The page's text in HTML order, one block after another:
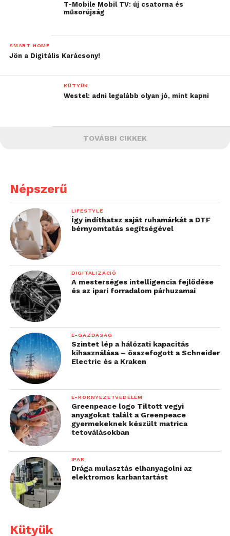
T-Mobile Mobil TV: új csatorna és
műsorújság
SMART HOME
Jön a Digitális Karácsony!
KÜTYÜK
Westel: adni legalább olyan jó, mint kapni
TOVÁBBI CIKKEK
Népszerű
LIFESTYLE
Így indíthatsz saját ruhamárkát a DTF
bérnyomtatás segítségével
DIGITALIZÁCIÓ
A mesterséges intelligencia fejlődése
és az ipari forradalom párhuzamai
E-GAZDASÁG
Szintet lép a hálózati kapacitás
kihasználása – összefogott a Schneider
Electric és a Kraken
E-KÖRNYEZETVÉDELEM
Greenpeace logo Tiltott vegyi
anyagokat talált a Greenpeace
gyermekeknek készült matrica
tetoválásokban
IPAR
Drága mulasztás elhanyagolni az
elektromos karbantartást
Kütyük